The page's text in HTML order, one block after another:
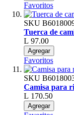
Favoritos
SKU
Tuerca de
L 97.00
Agregar
Favoritos
SKU
Camisa para
L 170.50
Agregar